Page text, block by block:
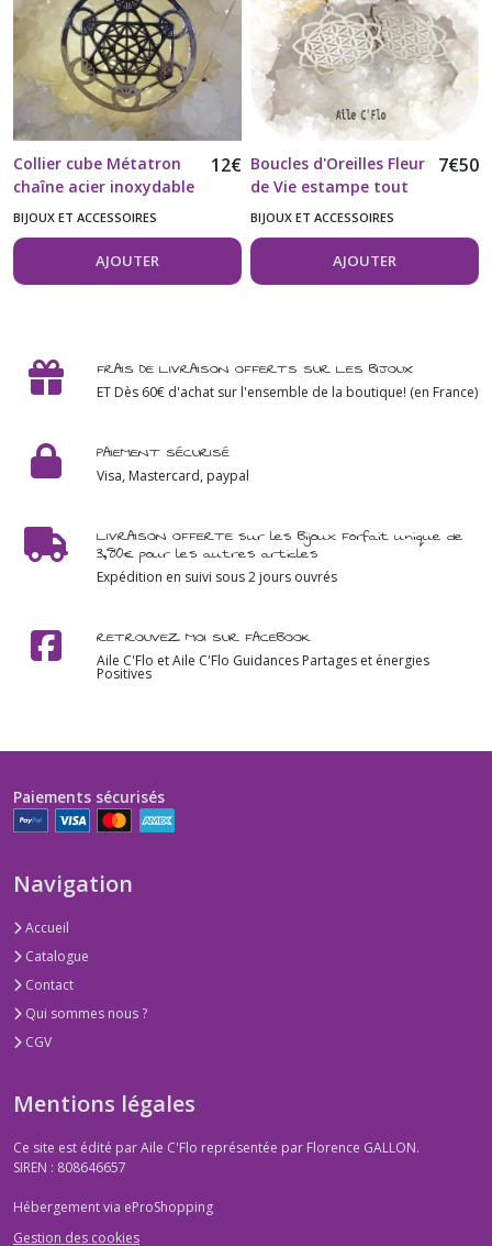
Collier cube Métatron
chaîne acier inoxydable
304
12€
BIJOUX ET ACCESSOIRES
AJOUTER
Boucles d'Oreilles Fleur
de Vie estampe tout
Acier Inoxydable 304
7€50
BIJOUX ET ACCESSOIRES
AJOUTER
FRAIS DE LIVRAISON OFFERTS SUR LES BIJOUX
ET Dès 60€ d'achat sur l'ensemble de la boutique! (en France)
PAIEMENT SÉCURISÉ
Visa, Mastercard, paypal
LIVRAISON OFFERTE sur les Bijoux Forfait unique de
3,80€ pour les autres articles
Expédition en suivi sous 2 jours ouvrés
RETROUVEZ MOI SUR FACEBOOK
Aile C'Flo et Aile C'Flo Guidances Partages et énergies
Positives
Paiements sécurisés
Navigation
Accueil
Catalogue
Contact
Qui sommes nous ?
CGV
Mentions légales
Ce site est édité par Aile C'Flo représentée par Florence GALLON.
SIREN : 808646657
Hébergement via eProShopping
Gestion des cookies